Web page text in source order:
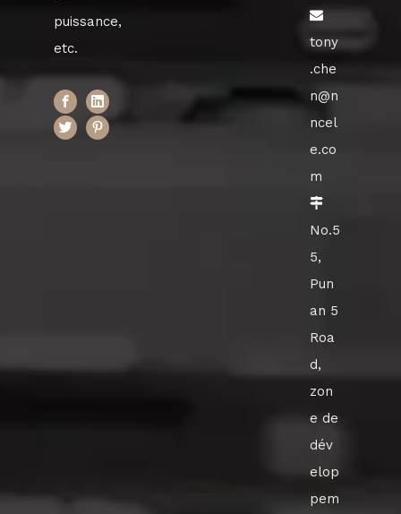
puissance,
etc.

tony
.che
n@n
ncel
e.co
m

No.5
5,
Pun
an 5
Roa
d,
zon
e de
dév
elop
pem